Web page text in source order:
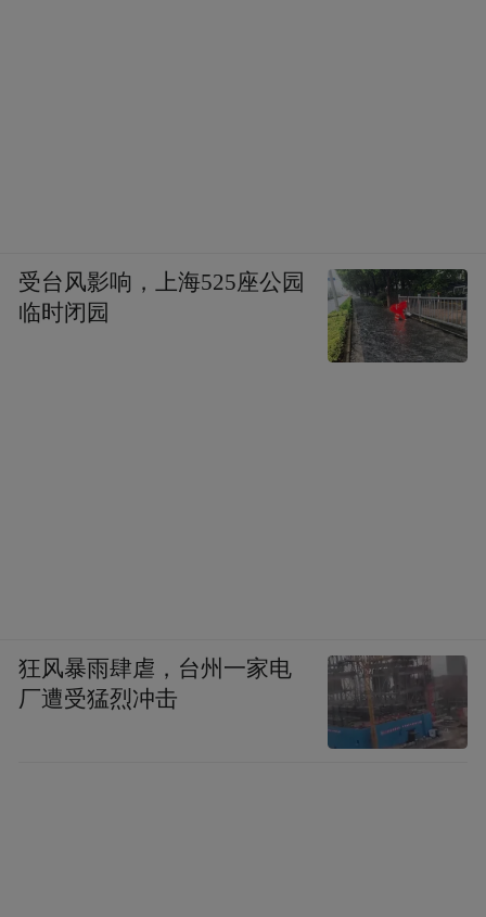
受台风影响，上海525座公园
临时闭园
狂风暴雨肆虐，台州一家电
厂遭受猛烈冲击